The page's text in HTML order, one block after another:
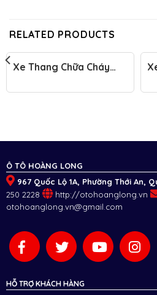
RELATED PRODUCTS
Xe Thang Chữa Cháy
Mercedes-Benz 32M –
Ô TÔ HOÀNG LONG
967 Quốc Lộ 1A, Phường Thới An,
250 2228
http://otohoanglong.vn
otohoanglong.vn@gmail.com
HỖ TRỢ KHÁCH HÀNG